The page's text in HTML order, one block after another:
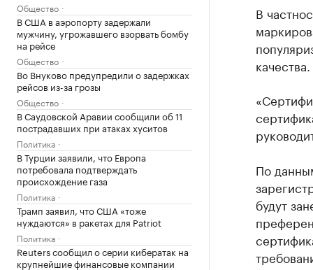
Общество
В США в аэропорту задержали
мужчину, угрожавшего взорвать бомбу
на рейсе
Общество
Во Внуково предупредили о задержках
рейсов из-за грозы
Общество
В Саудовской Аравии сообщили об 11
пострадавших при атаках хуситов
Политика
В Турции заявили, что Европа
потребовала подтверждать
происхождение газа
Политика
Трамп заявил, что США «тоже
нуждаются» в ракетах для Patriot
Политика
Reuters сообщил о серии кибератак на
крупнейшие финансовые компании
В
качества.
По
будут